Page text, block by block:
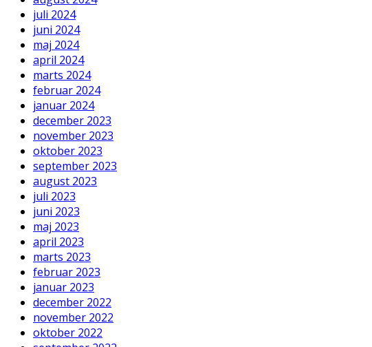
juli 2024
juni 2024
maj 2024
april 2024
marts 2024
februar 2024
januar 2024
december 2023
november 2023
oktober 2023
september 2023
august 2023
juli 2023
juni 2023
maj 2023
april 2023
marts 2023
februar 2023
januar 2023
december 2022
november 2022
oktober 2022